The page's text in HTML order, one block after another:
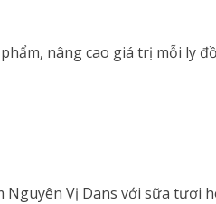
nâng cao giá trị mỗi ly
Vị Dans với sữa tươi